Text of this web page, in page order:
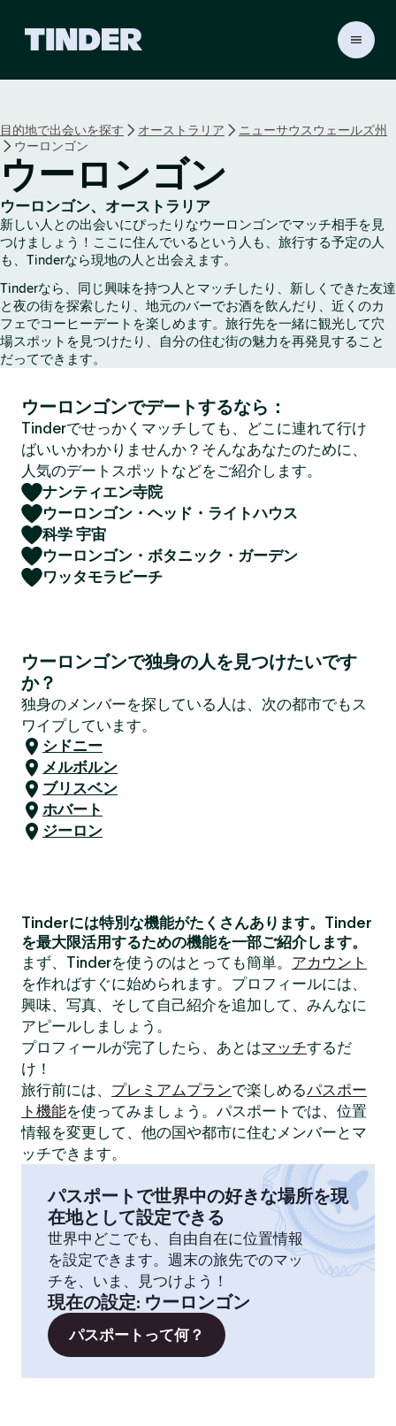
r
ー
ム
ペ
ー
ジ
目的地で出会いを探す オーストラリア
ニューサウスウェールズ州
ウーロンゴン
ウーロンゴン
ウーロンゴン、オーストラリア
新しい人との出会いにぴったりなウーロンゴンでマッチ相手を見
つけましょう！ここに住んでいるという人も、旅行する予定の人
も、Tinderなら現地の人と出会えます。
Tinderなら、同じ興味を持つ人とマッチしたり、新しくできた友達
と夜の街を探索したり、地元のバーでお酒を飲んだり、近くのカ
フェでコーヒーデートを楽しめます。旅行先を一緒に観光して穴
場スポットを見つけたり、自分の住む街の魅力を再発見すること
だってできます。
ウーロンゴンでデートするなら：
Tinderでせっかくマッチしても、どこに連れて行け
ばいいかわかりませんか？そんなあなたのために、
人気のデートスポットなどをご紹介します。
ナンティエン寺院
ウーロンゴン・ヘッド・ライトハウス
科学 宇宙
ウーロンゴン・ボタニック・ガーデン
ワッタモラビーチ
ウーロンゴンで独身の人を見つけたいです
か？
独身のメンバーを探している人は、次の都市でもス
ワイプしています。
シドニー
メルボルン
ブリスベン
ホバート
ジーロン
Tinderには特別な機能がたくさんあります。Tinder
を最大限活用するための機能を一部ご紹介します。
まず、Tinderを使うのはとっても簡単。 アカウント
を作ればすぐに始められます。プロフィールには、
興味、写真、そして自己紹介を追加して、みんなに
アピールしましょう。
プロフィールが完了したら、あとはマッチするだ
け！
旅行前には、 プレミアムプランで楽しめるパスポー
ト機能を使ってみましょう。パスポートでは、位置
情報を変更して、他の国や都市に住むメンバーとマ
ッチできます。
パスポートで世界中の好きな場所を現
在地として設定できる
世界中どこでも、自由自在に位置情報
を設定できます。週末の旅先でのマッ
チを、いま、見つけよう！
現在の設定: ウーロンゴン
パスポートって何？